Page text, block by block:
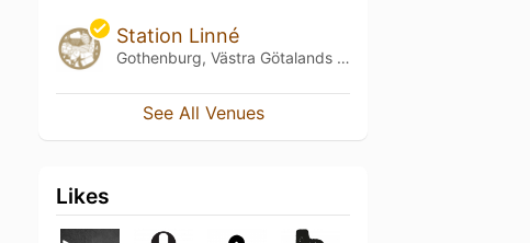
Station Linné
Gothenburg, Västra Götalands län
See All Venues
Likes